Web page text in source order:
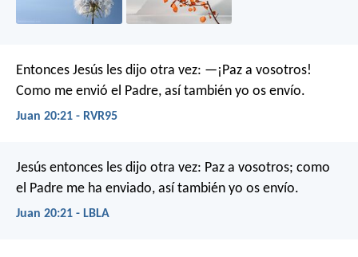
Entonces Jesús les dijo otra vez: —¡Paz a vosotros!
Como me envió el Padre, así también yo os envío.
Juan 20:21 - RVR95
Jesús entonces les dijo otra vez: Paz a vosotros; como
el Padre me ha enviado, así también yo os envío.
Juan 20:21 - LBLA